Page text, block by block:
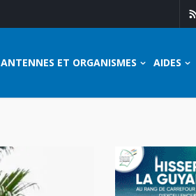
ANTENNES ET ORGANISMES AIDES